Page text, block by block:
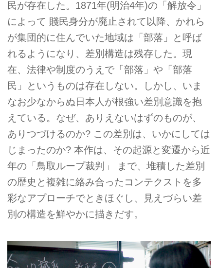
民が存在した。1871年(明治4年)の「解放令」
によって 賤民身分が廃止されて以降、かれら
が集団的に住んでいた地域は「部落」と呼ば
れるようになり、差別構造は残存した。現
在、法律や制度のうえで「部落」や「部落
民」というものは存在しない。しかし、いま
なお少なからぬ日本人が根強い差別意識を抱
えている。なぜ、ありえないはずのものが、
ありつづけるのか? この差別は、いかにしては
じまったのか? 本作は、その起源と変遷から近
年の「鳥取ループ裁判」 まで、堆積した差別
の歴史と複雑に絡み合ったコンテクストを多
彩なアプローチでときほぐし、見えづらい差
別の構造を鮮やかに描きだす。